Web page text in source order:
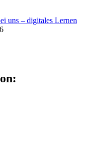
uns – digitales Lernen